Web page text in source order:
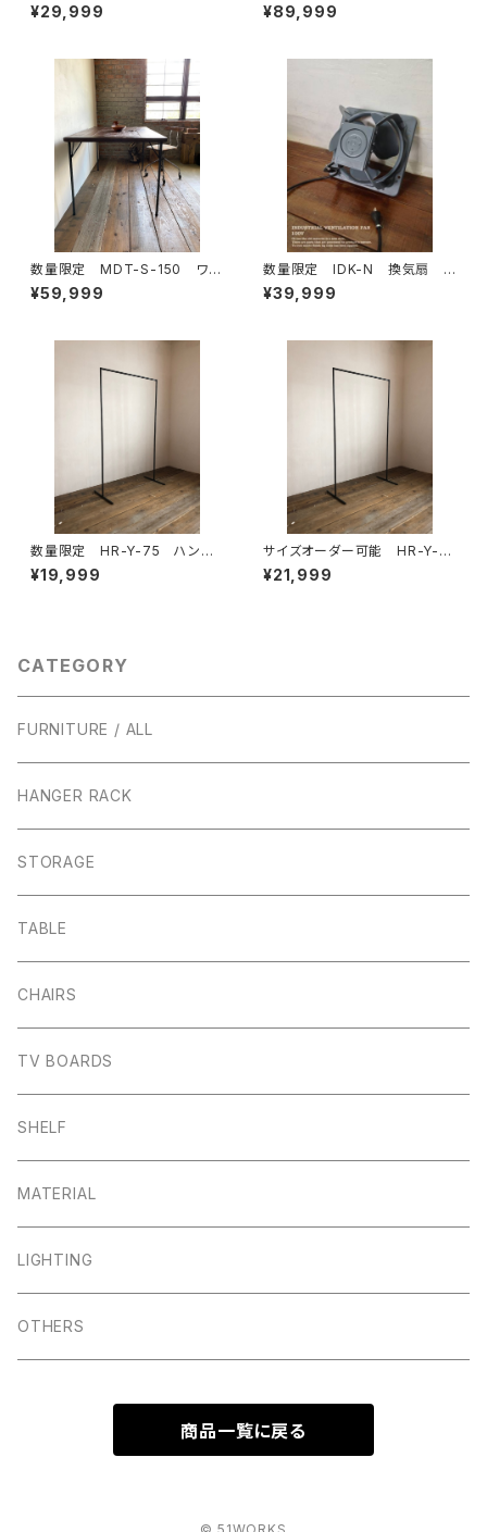
大きなハンガーラック アイア
ン シンプル インダストリア
mW175cm
¥29,999
ーブルシェルフ 作業台 アイ
アン 引出セット ディスプレ
¥89,999
数量限定 MDT-S-150 ワー
クデスク 古材 カフェテーブ
ル テーブル ダイニングテー
¥59,999
数量限定 IDK-N 換気扇 イ
ンダストリアル 有圧換気扇
工業系 100V対応可能
¥39,999
数量限定 HR-Y-75 ハンガ
ーラック アイアン インダスト
リアル 収納 ディスプレイラッ
¥19,999
サイズオーダー可能 HR-Y-F
REE ハンガーラック アイア
ン インダストリアル 収納
¥21,999
CATEGORY
FURNITURE / ALL
HANGER RACK
STORAGE
TABLE
CHAIRS
TV BOARDS
SHELF
MATERIAL
LIGHTING
OTHERS
商品一覧に戻る